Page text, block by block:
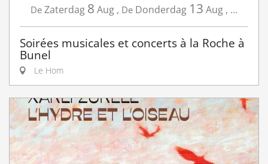
De Zaterdag 8 Aug , De Donderdag 13 Aug , ...
Soirées musicales et concerts à la Roche à
Bunel
Le Hom